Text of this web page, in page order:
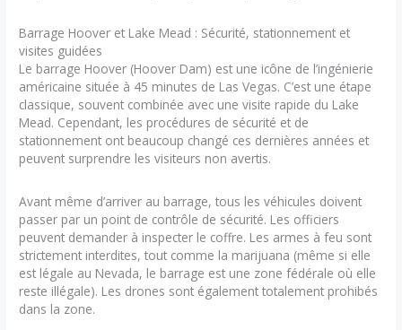
Barrage Hoover et Lake Mead : Sécurité, stationnement et
visites guidées
Le barrage Hoover (Hoover Dam) est une icône de l’ingénierie
américaine située à 45 minutes de Las Vegas. C’est une étape
classique, souvent combinée avec une visite rapide du Lake
Mead. Cependant, les procédures de sécurité et de
stationnement ont beaucoup changé ces dernières années et
peuvent surprendre les visiteurs non avertis.
Avant même d’arriver au barrage, tous les véhicules doivent
passer par un point de contrôle de sécurité. Les officiers
peuvent demander à inspecter le coffre. Les armes à feu sont
strictement interdites, tout comme la marijuana (même si elle
est légale au Nevada, le barrage est une zone fédérale où elle
reste illégale). Les drones sont également totalement prohibés
dans la zone.